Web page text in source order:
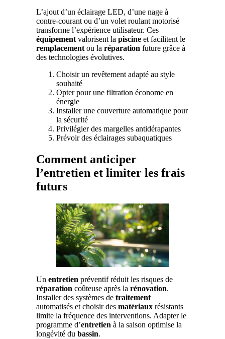
L’ajout d’un éclairage LED, d’une nage à
contre-courant ou d’un volet roulant motorisé
transforme l’expérience utilisateur. Ces
équipement valorisent la piscine et facilitent le
remplacement ou la réparation future grâce à
des technologies évolutives.
Choisir un revêtement adapté au style
souhaité
Opter pour une filtration économe en
énergie
Installer une couverture automatique pour
la sécurité
Privilégier des margelles antidérapantes
Prévoir des éclairages subaquatiques
Comment anticiper
l’entretien et limiter les frais
futurs
Un entretien préventif réduit les risques de
réparation coûteuse après la rénovation.
Installer des systèmes de traitement
automatisés et choisir des matériaux résistants
limite la fréquence des interventions. Adapter le
programme d’entretien à la saison optimise la
longévité du bassin.